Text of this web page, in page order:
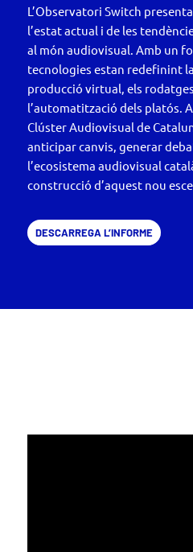
L’Observatori Switch
l’estat actual i de les
al món audiovisual. Amb un
tecnologies estan redefinint
producció virtual, els
l’automatització dels platós.
Clúster Audiovisual de
anticipar canvis, generar
l’ecosistema audiovisual
construcció d’aquest nou
DESCARREGA L’INFORME